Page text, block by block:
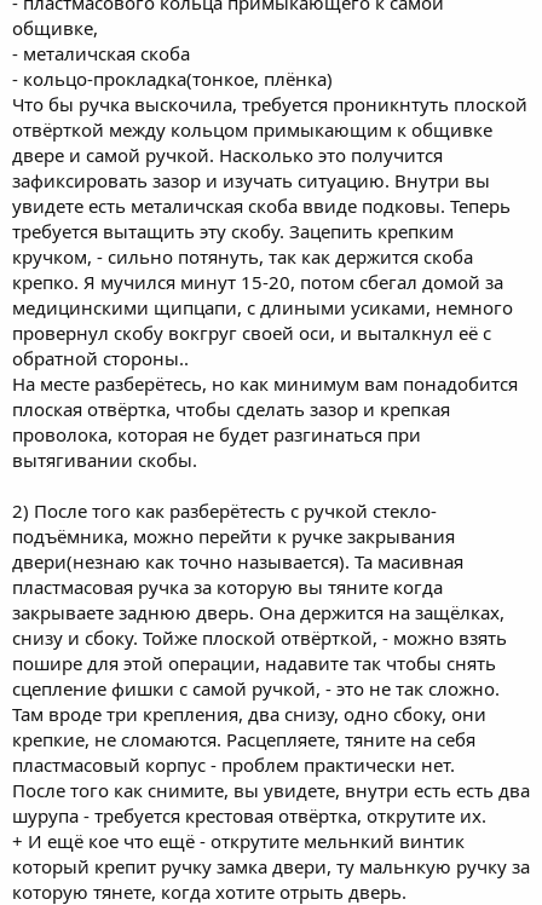
общивке,
- металичская скоба
- кольцо-прокладка(тонкое, плёнка)
Что бы ручка выскочила, требуется проникнтуть плоской
отвёрткой между кольцом примыкающим к общивке
двере и самой ручкой. Насколько это получится
зафиксировать зазор и изучать ситуацию. Внутри вы
увидете есть металичская скоба ввиде подковы. Теперь
требуется вытащить эту скобу. Зацепить крепким
кручком, - сильно потянуть, так как держится скоба
крепко. Я мучился минут 15-20, потом сбегал домой за
медицинскими щипцапи, с длиными усиками, немного
провернул скобу вокгруг своей оси, и выталкнул её с
обратной стороны..
На месте разберётесь, но как минимум вам понадобится
плоская отвёртка, чтобы сделать зазор и крепкая
проволока, которая не будет разгинаться при
вытягивании скобы.
2) После того как разберётесть с ручкой стекло-
подъёмника, можно перейти к ручке закрывания
двери(незнаю как точно называется). Та масивная
пластмасовая ручка за которую вы тяните когда
закрываете заднюю дверь. Она держится на защёлках,
снизу и сбоку. Тойже плоской отвёрткой, - можно взять
пошире для этой операции, надавите так чтобы снять
сцепление фишки с самой ручкой, - это не так сложно.
Там вроде три крепления, два снизу, одно сбоку, они
крепкие, не сломаются. Расцепляете, тяните на себя
пластмасовый корпус - проблем практически нет.
После того как снимите, вы увидете, внутри есть есть два
шурупа - требуется крестовая отвёртка, открутите их.
+ И ещё кое что ещё - открутите мельнкий винтик
который крепит ручку замка двери, ту мальнкую ручку за
которую тянете, когда хотите отрыть дверь.